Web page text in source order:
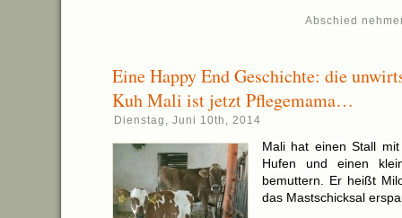
Abschied
Eine Happy End Geschichte: die
Kuh Mali ist jetzt Pflegemama…
Dienstag, Juni 10th, 2014
Mali hat einen Stall
Hufen und einen
bemuttern. Er heißt
das Mastschicksal